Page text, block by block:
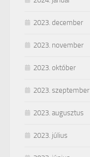
2023. december
2023. november
2023. október
2023. szeptember
2023. augusztus
2023. július